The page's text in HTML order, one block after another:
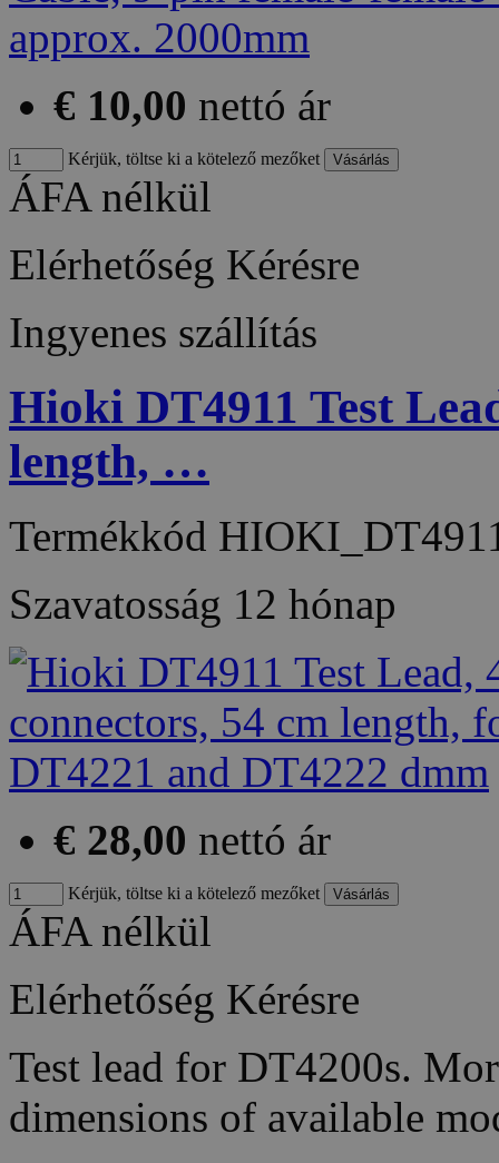
€ 10,00 nettó ár
Kérjük, töltse ki a kötelező mezőket
ÁFA nélkül
Elérhetőség Kérésre
Ingyenes szállítás
Hioki DT4911 Test
length, …
Termékkód
Szavatosság 12 hónap
€ 28,00 nettó ár
Kérjük, töltse ki a kötelező mezőket
ÁFA nélkül
Elérhetőség Kérésre
Test lead for DT4200s.
dimensions of available